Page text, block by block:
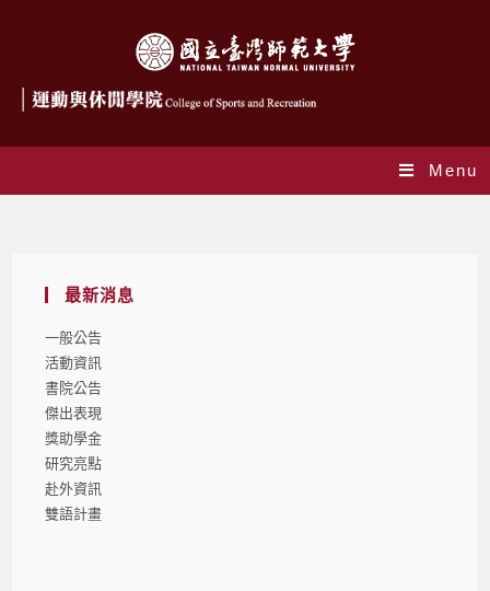
Menu
最新消息
一般公告
活動資訊
書院公告
傑出表現
獎助學金
研究亮點
赴外資訊
雙語計畫